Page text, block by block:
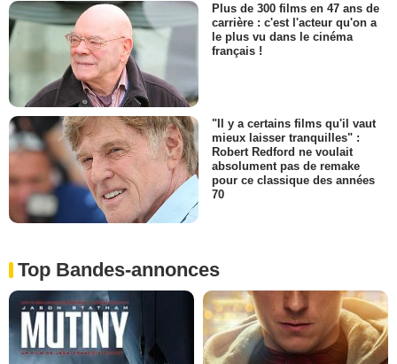
Plus de 300 films en 47 ans de
carrière : c'est l'acteur qu'on a
le plus vu dans le cinéma
français !
"Il y a certains films qu'il vaut
mieux laisser tranquilles" :
Robert Redford ne voulait
absolument pas de remake
pour ce classique des années
70
Top Bandes-annonces